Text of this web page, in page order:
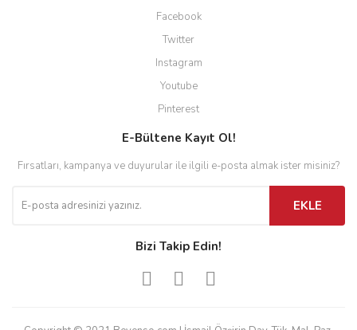
Facebook
Twitter
Instagram
Youtube
Pinterest
E-Bültene Kayıt Ol!
Fırsatları, kampanya ve duyurular ile ilgili e-posta almak ister misiniz?
EKLE
Bizi Takip Edin!